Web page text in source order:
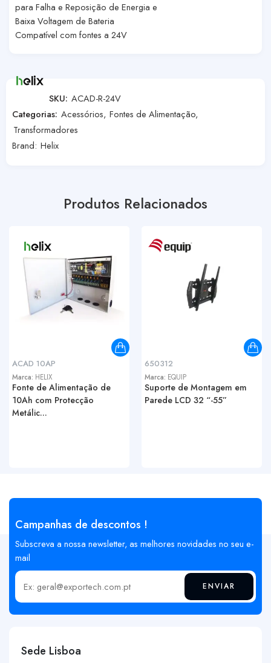
para Falha e Reposição de Energia e
Baixa Voltagem de Bateria
Compatível com fontes a 24V
SKU: ACAD-R-24V
Categorias: Acessórios, Fontes de Alimentação,
Transformadores
Brand: Helix
Produtos Relacionados
ACAD 10AP
Marca: HELIX
Fonte de Alimentação de
10Ah com Protecção
Metálic...
650312
Marca: EQUIP
Suporte de Montagem em
Parede LCD 32 “-55”
Campanhas de descontos !
Subscreva a nossa newsletter, as melhores novidades no seu e-
mail
Insira o seu email ENVIAR
Sede Lisboa